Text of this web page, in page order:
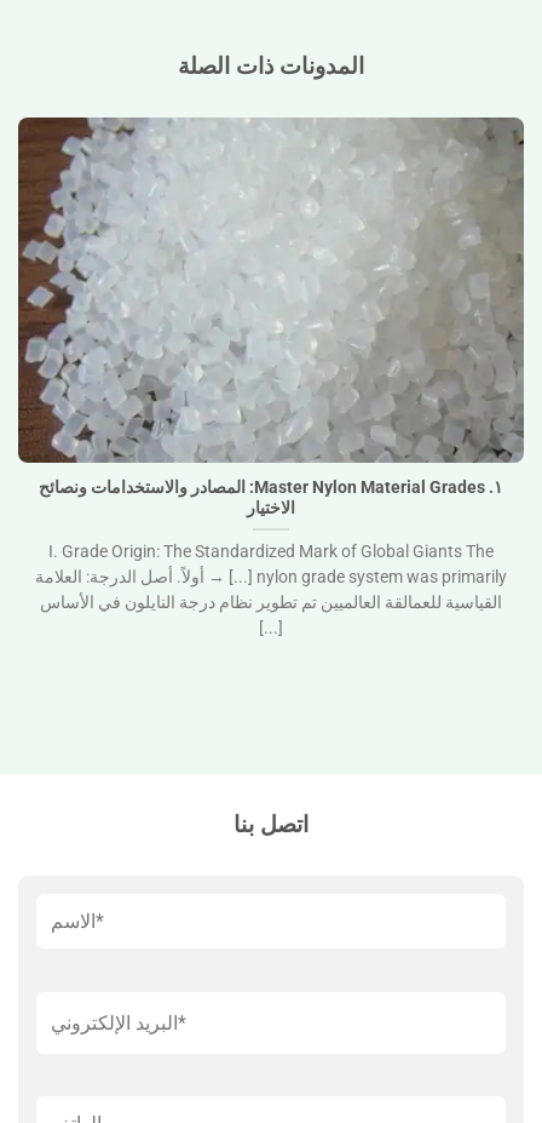
المدونات ذات الصلة
١. Master Nylon Material Grades: المصادر والاستخدامات
ونصائح الاختيار">
١. Master Nylon Material Grades: المصادر والاستخدامات ونصائح
الاختيار
I. Grade Origin: The Standardized Mark of Global Giants The
nylon grade system was primarily [...] → أولاً. أصل الدرجة: العلامة
القياسية للعمالقة العالميين تم تطوير نظام درجة النايلون في الأساس
[...]
اتصل بنا